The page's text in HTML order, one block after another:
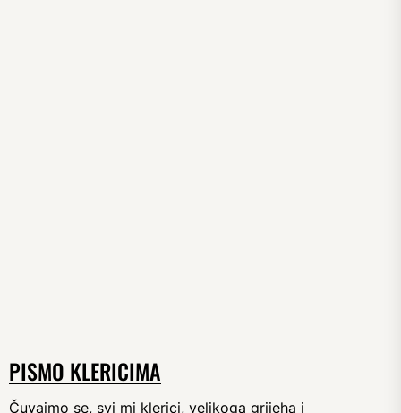
PISMO KLERICIMA
Čuvajmo se, svi mi klerici, velikoga grijeha i